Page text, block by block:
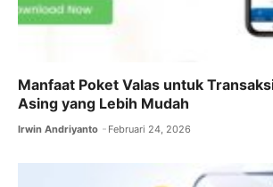
Manfaat Poket Valas untuk
Asing yang Lebih Mudah
Irwin Andriyanto Februari 24, 2026